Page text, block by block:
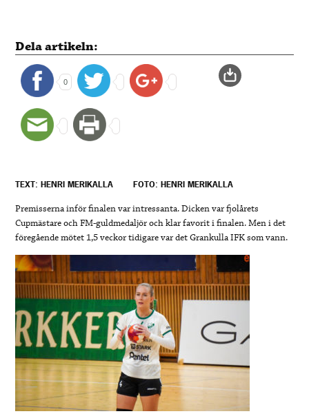
Dela artikeln:
0
TEXT: HENRI MERIKALLA FOTO: HENRI MERIKALLA
Premisserna inför finalen var intressanta. Dicken var fjolårets
Cupmästare och FM-guldmedaljör och klar favorit i finalen. Men i det
föregående mötet 1,5 veckor tidigare var det Grankulla IFK som vann.